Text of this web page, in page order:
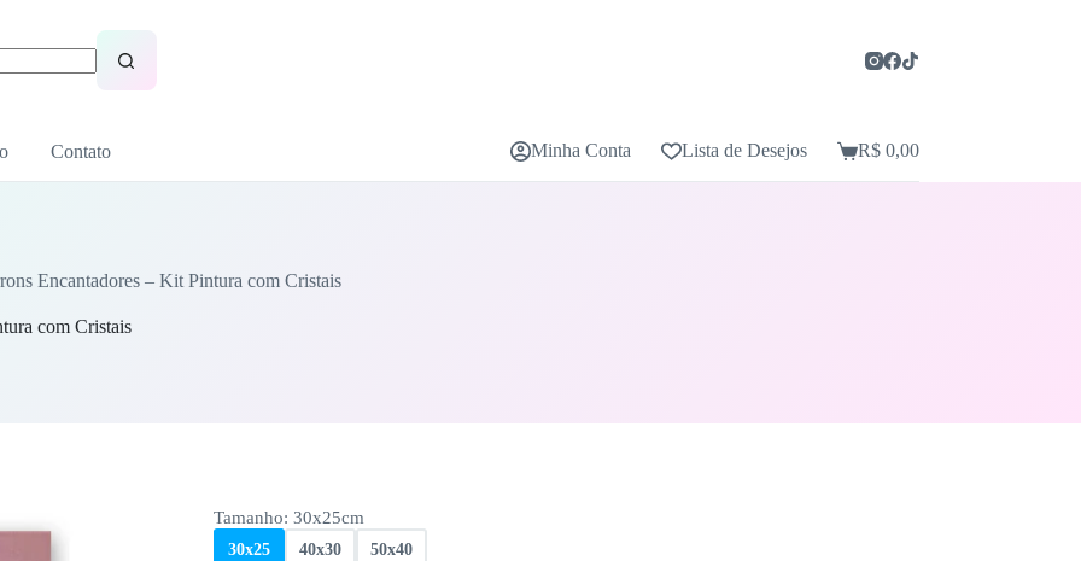
Contato Minha Conta Lista de Desejos Carrinho
R$0,00
Encantadores – Kit Pintura com Cristais
com Cristais
Tamanho: 30x25cm
30x25 40x30 50x40